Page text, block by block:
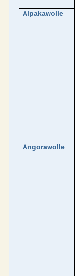
Alpakawolle
Angorawolle